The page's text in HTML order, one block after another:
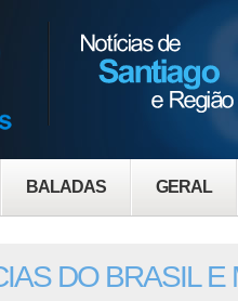
BALADAS GERAL
DO BRASIL E